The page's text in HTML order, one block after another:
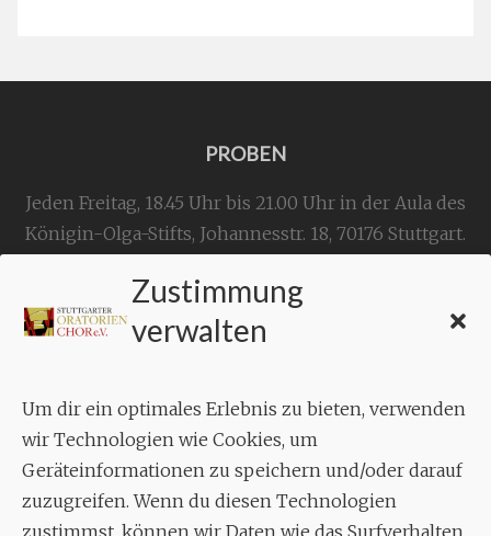
Zustimmung
verwalten
Um dir ein optimales Erlebnis zu bieten, verwenden
wir Technologien wie Cookies, um
Geräteinformationen zu speichern und/oder darauf
zuzugreifen. Wenn du diesen Technologien
zustimmst, können wir Daten wie das Surfverhalten
PROBEN
Jeden Freitag, 18.45 Uhr bis 21.00 Uhr in der Aula des
Königin-Olga-Stifts, Johannesstr. 18, 70176 Stuttgart.
KONTAKT
Geschäftsstelle:
Aixheimer Str. 18
70619 Stuttgart
MUSIK